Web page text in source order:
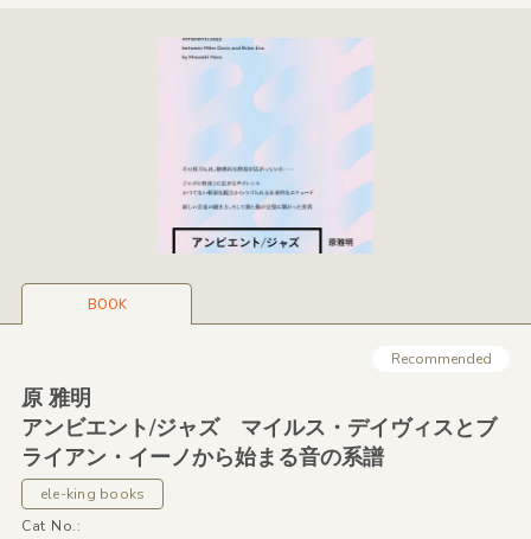
BOOK
Recommended
原 雅明
アンビエント/ジャズ マイルス・デイヴィスとブ
ライアン・イーノから始まる音の系譜
ele-king books
Cat No.: